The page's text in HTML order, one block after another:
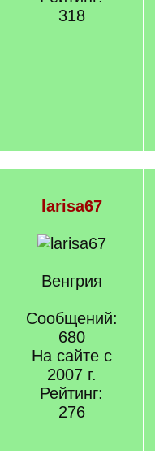
318
larisa67
Венгрия
Сообщений:
680
На сайте с
2007 г.
Рейтинг:
276